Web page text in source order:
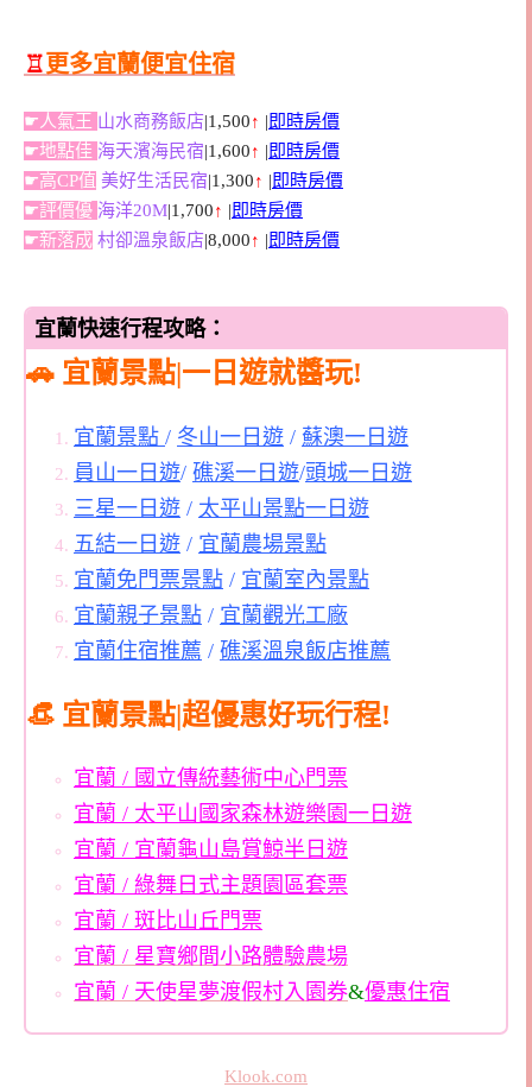
♖ 更多宜蘭便宜住宿
☛人氣王 山水商務飯店|1,500↑ |即時房價
☛地點佳 海天濱海民宿|1,600↑ |即時房價
☛高CP值 美好生活民宿|1,300↑ |即時房價
☛評價優 海洋20M|1,700↑ |即時房價
☛新落成 村卻溫泉飯店|8,000↑ |即時房價
宜蘭快速行程攻略：
🚗 宜蘭景點|一日遊就醬玩!
宜蘭景點 / 冬山一日遊 / 蘇澳一日遊
員山一日遊/ 礁溪一日遊/頭城一日遊
三星一日遊 / 太平山景點一日遊
五結一日遊 / 宜蘭農場景點
宜蘭免門票景點 / 宜蘭室內景點
宜蘭親子景點 / 宜蘭觀光工廠
宜蘭住宿推薦 / 礁溪溫泉飯店推薦
👒 宜蘭景點|超優惠好玩行程!
宜蘭 / 國立傳統藝術中心門票
宜蘭 / 太平山國家森林遊樂園一日遊
宜蘭 / 宜蘭龜山島賞鯨半日遊
宜蘭 / 綠舞日式主題園區套票
宜蘭 / 斑比山丘門票
宜蘭 / 星寶鄉間小路體驗農場
宜蘭 / 天使星夢渡假村入園券&優惠住宿
Klook.com